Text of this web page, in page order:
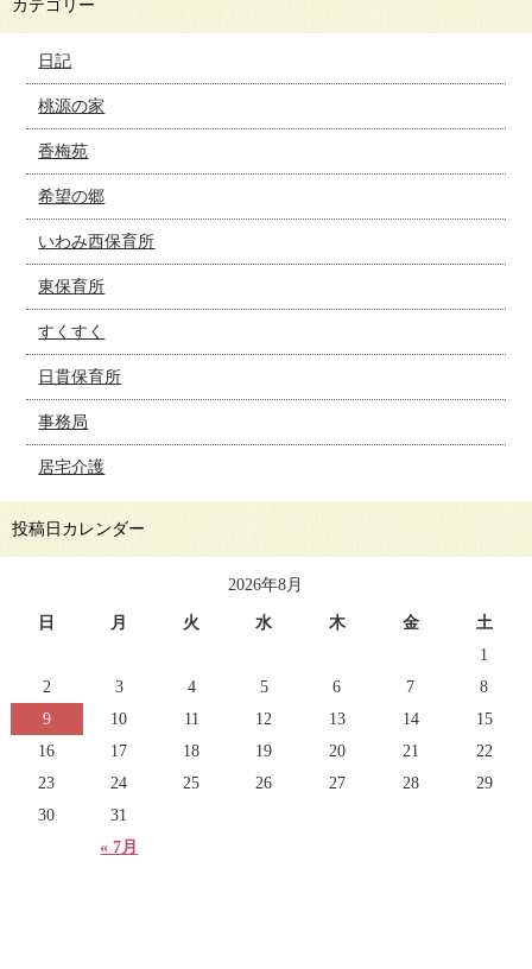
カテゴリー
日記
桃源の家
香梅苑
希望の郷
いわみ西保育所
東保育所
すくすく
日貫保育所
事務局
居宅介護
投稿日カレンダー
2026年8月
日 月 火 水 木 金 土
« 7月
1
2
3 4 5 6 7
8
9
10 11 12 13 14
15
16
17 18 19 20 21
22
23
24 25 26 27 28
29
30
31